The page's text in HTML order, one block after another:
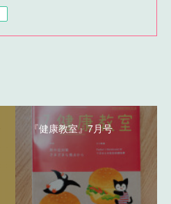
『健康教室』7月号